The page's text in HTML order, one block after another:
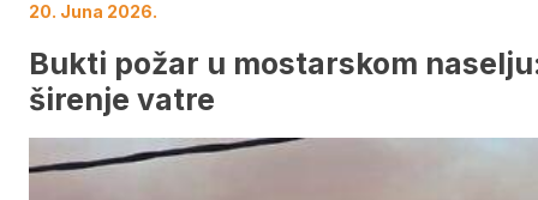
20. Juna 2026.
Bukti požar u mostarskom
širenje vatre